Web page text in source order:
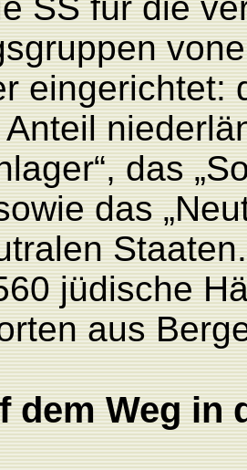
eingerichtet:
das
das
jüdische
aus
dem Weg in